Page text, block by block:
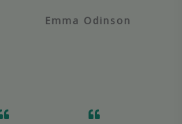
Emma Odinson